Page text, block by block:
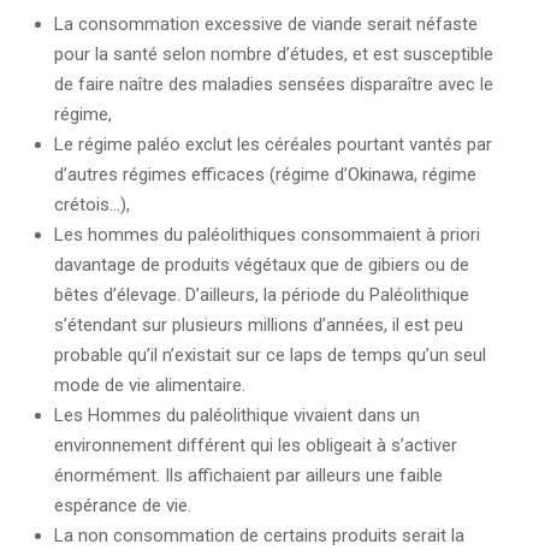
La consommation excessive de viande serait néfaste
pour la santé selon nombre d’études, et est susceptible
de faire naître des maladies sensées disparaître avec le
régime,
Le régime paléo exclut les céréales pourtant vantés par
d’autres régimes efficaces (régime d’Okinawa, régime
crétois…),
Les hommes du paléolithiques consommaient à priori
davantage de produits végétaux que de gibiers ou de
bêtes d’élevage. D’ailleurs, la période du Paléolithique
s’étendant sur plusieurs millions d’années, il est peu
probable qu’il n’existait sur ce laps de temps qu’un seul
mode de vie alimentaire.
Les Hommes du paléolithique vivaient dans un
environnement différent qui les obligeait à s’activer
énormément. Ils affichaient par ailleurs une faible
espérance de vie.
La non consommation de certains produits serait la